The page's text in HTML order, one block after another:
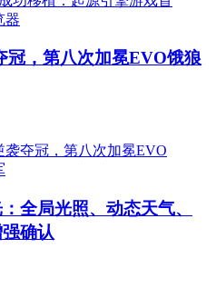
冠，第八次加冕EVO饿狼
全局光照、动态天气、
确认